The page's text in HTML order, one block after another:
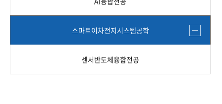
스마트이차전지시스템공학
센서반도체융합전공